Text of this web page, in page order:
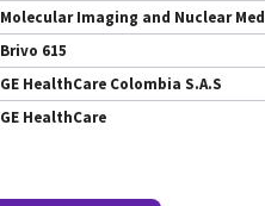
Molecular Imaging and Nuclear
Brivo 615
GE HealthCare Colombia S.A.S
GE HealthCare